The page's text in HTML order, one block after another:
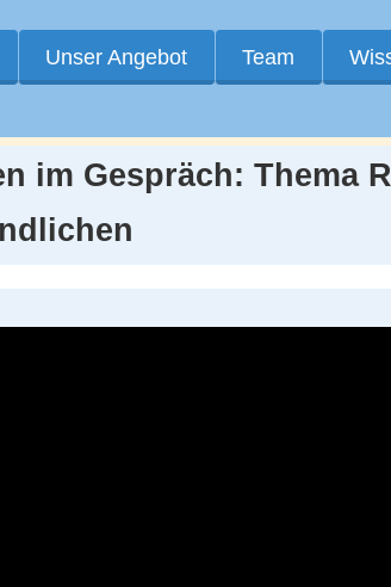
Unser Angebot Team
im Gespräch: Thema